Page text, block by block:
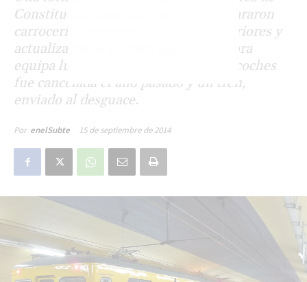
Constitución retornó a servicio. Repararon
carrocería, pintaron y limpiaron interiores y
actualizaron el sistema eléctrico: ahora
equipa luces LED. La reforma de 64 coches
fue cancelada el año pasado y un tren,
enviado al desguace.
Por enelSubte 15 de septiembre de 2014